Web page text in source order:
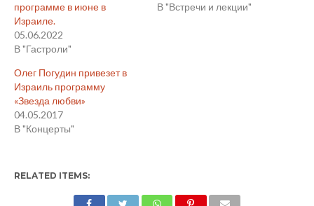
программе в июне в
Израиле.
05.06.2022
В "Гастроли"
В "Встречи и лекции"
Олег Погудин привезет в
Израиль программу
«Звезда любви»
04.05.2017
В "Концерты"
RELATED ITEMS: